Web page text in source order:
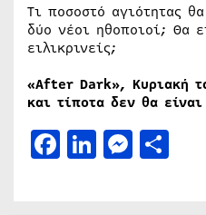
Τι ποσοστό αγιότητας
δύο νέοι ηθοποιοί; Θα
ειλικρινείς;
«After Dark», Κυριακή
και τίποτα δεν θα
Facebook
LinkedIn